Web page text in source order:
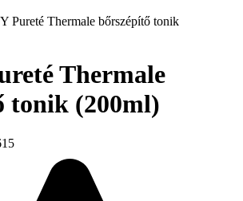
Thermale
tonik (200ml)